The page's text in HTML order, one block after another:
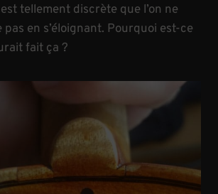
tellement discrète que l’on ne
pas en s’éloignant. Pourquoi est-ce
fait ça ?